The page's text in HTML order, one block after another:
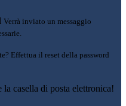
Verrà inviato un messaggio
Effettua il reset della password
casella di posta elettronica!